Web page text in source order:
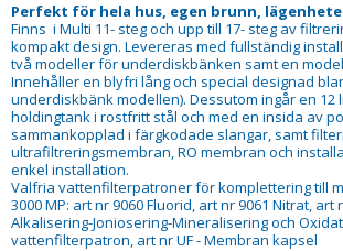
Perfekt för hela hus, egen brunn,
Finns i Multi 11- steg och upp till 17- steg av
kompakt design. Levereras med fullständig
två modeller för underdiskbänken samt en
Innehåller en blyfri lång och special designad
underdiskbänk modellen). Dessutom ingår en 12
holdingtank i rostfritt stål och med en insida av
sammankopplad i färgkodade slangar, samt
ultrafiltreringsmembran, RO membran och
enkel installation.
Valfria vattenfilterpatroner för komplettering till
3000 MP: art nr 9060 Fluorid, art nr 9061 Nitrat, art
Alkalisering-Joniosering-Mineralisering och
vattenfilterpatron, art nr UF - Membran kapsel